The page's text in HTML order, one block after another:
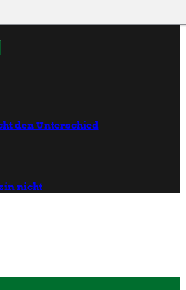
den Unterschied
nicht